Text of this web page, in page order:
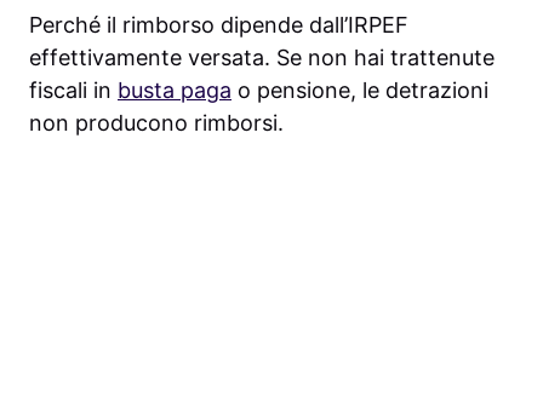
Perché il rimborso dipende dall’IRPEF
effettivamente versata. Se non hai trattenute
fiscali in busta paga o pensione, le detrazioni
non producono rimborsi.